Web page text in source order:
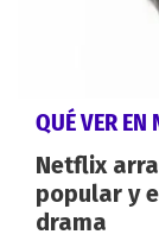
QUÉ VER EN
Netflix
popular y
drama